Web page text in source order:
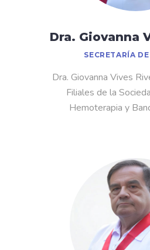
Dra. Giovanna
SECRETARÍA
Dra. Giovanna Vives
Filiales de la
Hemoterapia y